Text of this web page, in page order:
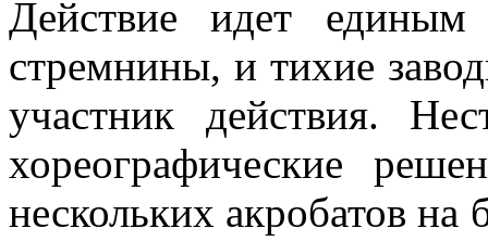
Действие идет
стремнины, и тихие
участник действия.
хореографические
нескольких акробатов на